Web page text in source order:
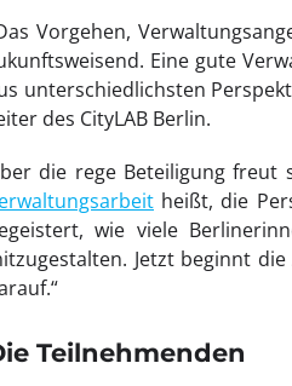
Vorgehen,
Eine gute
unterschiedlichsten
des CityLAB Berlin.
die rege Beteiligung freut
heißt, die
wie viele
Jetzt beginnt
Teilnehmenden